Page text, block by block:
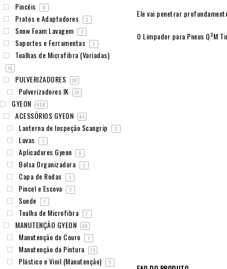
Ele vai penetrar
O Limpador para Pneus Q²M
Pincéis 8
Pratos e Adaptadores 3
Snow Foam Lavagem 2
Suportes e Ferramentas 2
Toalhas de Microfibra (Variadas)
10
PULVERIZADORES 20
Pulverizadores IK 10
GYEON 408
ACESSÓRIOS GYEON 46
Lanterna de Inspeção Scangrip 2
Luvas 1
Aplicadores Gyeon 6
Bolsa Organizadora 2
Capa de Rodas 1
Pincel e Escova 3
Suede 1
Toalha de Microfibra 7
MANUTENÇÃO GYEON 69
Manutenção do Couro 1
Manutenção da Pintura 15
Plástico e Vinil (Manutenção) 5